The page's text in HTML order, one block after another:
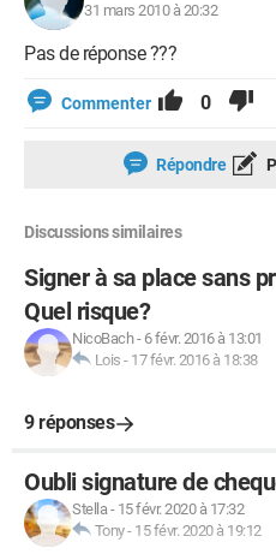
31 mars 2010 à 20:32
Pas de réponse ???
Commenter 0
Répondre
Discussions similaires
Signer à sa place sans
Quel risque?
NicoBach- 6 févr. 2016 à 13:01
Lois - 17 févr. 2016 à 18:38
9 réponses
Oubli signature de
Stella- 15 févr. 2020 à 17:32
Tony- 15 févr. 2020 à 19:12